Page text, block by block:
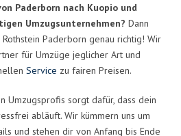
Paderborn nach Kuopio und
Umzugsunternehmen? Dann
Paderborn genau richtig! Wir
für Umzüge jeglicher Art und
Service zu fairen Preisen.
Umzugsprofis sorgt dafür, dass dein
abläuft. Wir kümmern uns um
und stehen dir von Anfang bis Ende